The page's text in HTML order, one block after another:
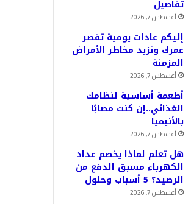
تفاصيل
أغسطس 7, 2026
إليكم عادات يومية تقصر
عمرك وتزيد مخاطر الأمراض
المزمنة
أغسطس 7, 2026
أطعمة أساسية لنظامك
الغذائي..إن كنت مصابًا
بالأنيميا
أغسطس 7, 2026
هل تعلم لماذا يخصم عداد
الكهرباء مسبق الدفع من
الرصيد؟ 5 أسباب وحلول
أغسطس 7, 2026